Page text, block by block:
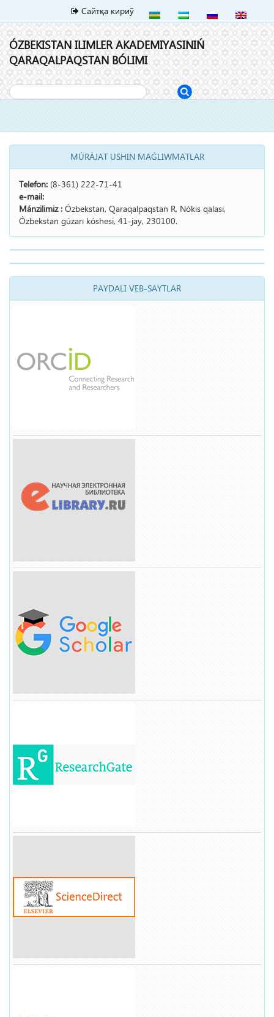
Сайтқа кириў
ÓZBEKISTAN ILIMLER AKADEMIYASINIŃ
QARAQALPAQSTAN BÓLIMI
MÚRÁJAT USHIN MAǴLIWMATLAR
Telefon: (8-361) 222-71-41
e-mail:
Mánzilimiz : Ózbekstan, Qaraqalpaqstan R, Nókis qalası,
Ózbekstan gúzarı kóshesi, 41-jay, 230100.
PAYDALI VEB-SAYTLAR